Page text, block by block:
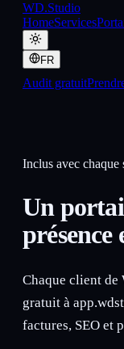
WD.Studio
HomeServices
FR
Audit gratuit
Inclus avec chaque
Un
présence
Chaque client de
gratuit à
factures, SEO et